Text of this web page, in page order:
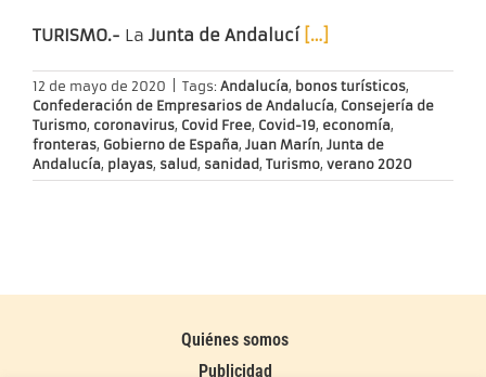
TURISMO.- La Junta de Andalucí […]
12 de mayo de 2020 Tags: Andalucía, bonos turísticos,
Confederación de Empresarios de Andalucía, Consejería de
Turismo, coronavirus, Covid Free, Covid-19, economía,
fronteras, Gobierno de España, Juan Marín, Junta de
Andalucía, playas, salud, sanidad, Turismo, verano 2020
Quiénes somos
Publicidad